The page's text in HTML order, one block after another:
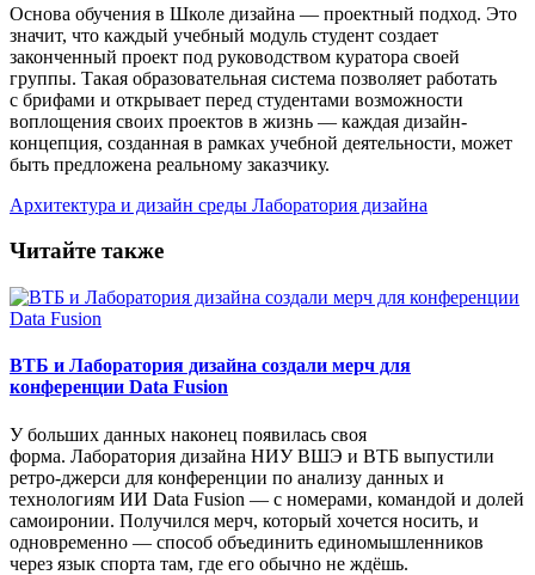
Основа обучения в Школе дизайна — проектный подход. Это
значит, что каждый учебный модуль студент создает
законченный проект под руководством куратора своей
группы. Такая образовательная система позволяет работать
с брифами и открывает перед студентами возможности
воплощения своих проектов в жизнь — каждая дизайн-
концепция, созданная в рамках учебной деятельности, может
быть предложена реальному заказчику.
Архитектура и дизайн среды Лаборатория дизайна
Читайте также
ВТБ и Лаборатория дизайна создали мерч для
конференции Data Fusion
У больших данных наконец появилась своя
форма. Лаборатория дизайна НИУ ВШЭ и ВТБ выпустили
ретро-джерси для конференции по анализу данных и
технологиям ИИ Data Fusion — с номерами, командой и долей
самоиронии. Получился мерч, который хочется носить, и
одновременно — способ объединить единомышленников
через язык спорта там, где его обычно не ждёшь.